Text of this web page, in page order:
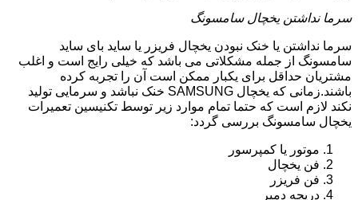
سرما نداشتن یخچال سامسونگ
سرما نداشتن یا خنک نبودن یخچال فریزر یا ساید بای ساید
سامسونگ از جمله مشکلاتی می باشد که خیلی رایج است و اغلب
مشتریان حداقل برای یکبار ممکن است آن را تجربه کرده
باشند.زمانی که یخچال SAMSUNG خنک نباشد و سرمایی تولید
نکند لازم است که حتما تمام موارد زیر توسط تکنیسین تعمیرات
یخچال سامسونگ بررسی گردد:
موتور یا کمپرسور
فن یخچال
فن فریزر
دریچه دمپر